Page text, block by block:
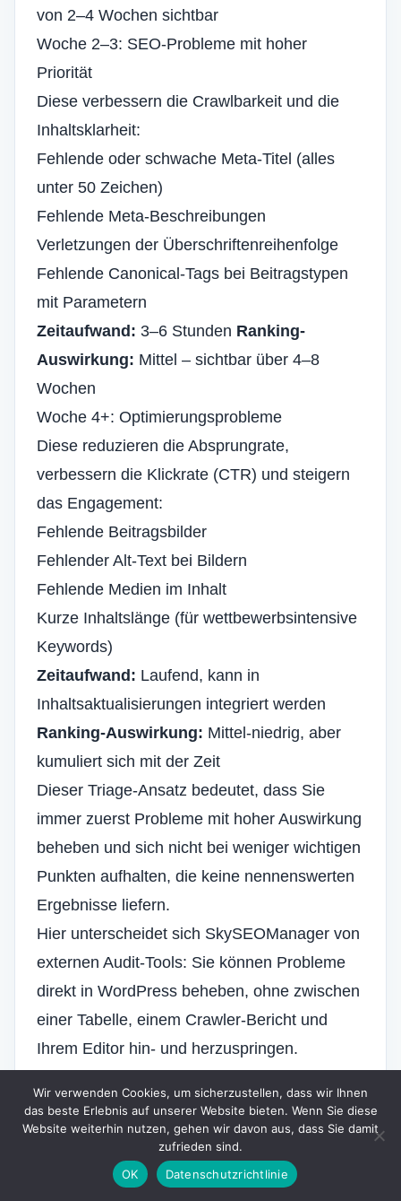
von 2–4 Wochen sichtbar
Woche 2–3: SEO-Probleme mit hoher
Priorität
Diese verbessern die Crawlbarkeit und die
Inhaltsklarheit:
Fehlende oder schwache Meta-Titel (alles
unter 50 Zeichen)
Fehlende Meta-Beschreibungen
Verletzungen der Überschriftenreihenfolge
Fehlende Canonical-Tags bei Beitragstypen
mit Parametern
Zeitaufwand: 3–6 Stunden Ranking-
Auswirkung: Mittel – sichtbar über 4–8
Wochen
Woche 4+: Optimierungsprobleme
Diese reduzieren die Absprungrate,
verbessern die Klickrate (CTR) und steigern
das Engagement:
Fehlende Beitragsbilder
Fehlender Alt-Text bei Bildern
Fehlende Medien im Inhalt
Kurze Inhaltslänge (für wettbewerbsintensive
Keywords)
Zeitaufwand: Laufend, kann in
Inhaltsaktualisierungen integriert werden
Ranking-Auswirkung: Mittel-niedrig, aber
kumuliert sich mit der Zeit
Dieser Triage-Ansatz bedeutet, dass Sie
immer zuerst Probleme mit hoher Auswirkung
beheben und sich nicht bei weniger wichtigen
Punkten aufhalten, die keine nennenswerten
Ergebnisse liefern.
Hier unterscheidet sich SkySEOManager von
externen Audit-Tools: Sie können Probleme
direkt in WordPress beheben, ohne zwischen
einer Tabelle, einem Crawler-Bericht und
Ihrem Editor hin- und herzuspringen.
Für chirurgische Korrekturen – insbesondere
auf Ihren Seiten mit dem höchsten Traffic –
verwenden Sie denAnsehen → Bearbeiten
Workflow aus der SEO-Berichtstabelle.
Wir verwenden Cookies, um sicherzustellen, dass wir Ihnen
das beste Erlebnis auf unserer Website bieten. Wenn Sie diese
Website weiterhin nutzen, gehen wir davon aus, dass Sie damit
zufrieden sind.
OK
Datenschutzrichtlinie